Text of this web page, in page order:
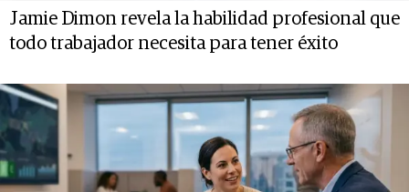
Jamie Dimon revela la habilidad profesional que
todo trabajador necesita para tener éxito